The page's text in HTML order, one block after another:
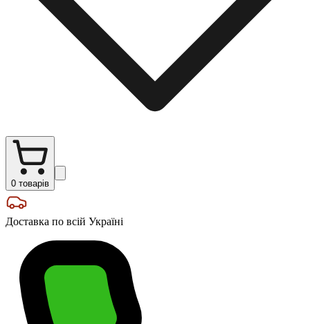
0 товарів
Доставка по всій Україні